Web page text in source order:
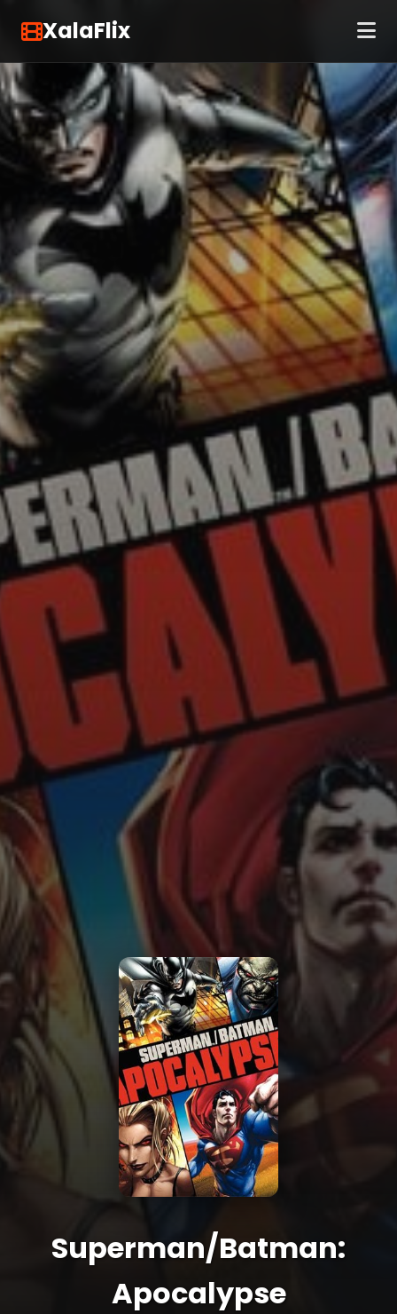
XalaFlix
Superman/Batman:
Apocalypse